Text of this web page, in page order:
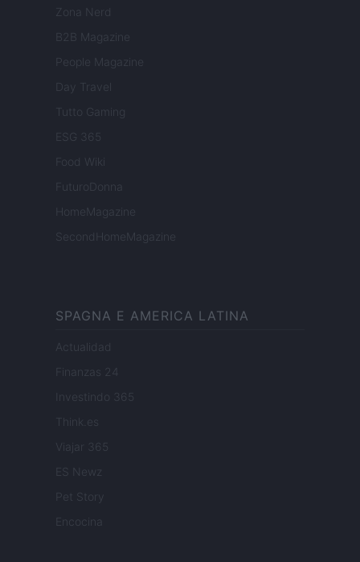
Zona Nerd
B2B Magazine
People Magazine
Day Travel
Tutto Gaming
ESG 365
Food Wiki
FuturoDonna
HomeMagazine
SecondHomeMagazine
SPAGNA E AMERICA LATINA
Actualidad
Finanzas 24
Investindo 365
Think.es
Viajar 365
ES Newz
Pet Story
Encocina